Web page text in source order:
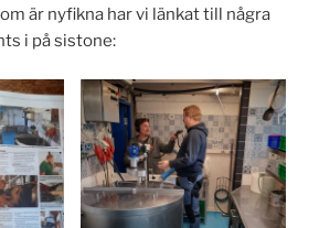
är nyfikna har vi länkat till några
i på sistone: